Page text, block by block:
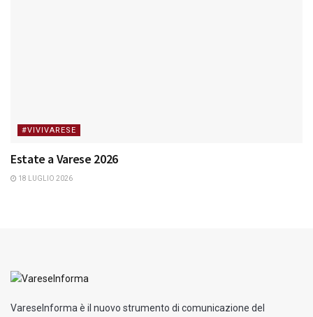
#VIVIVARESE
Estate a Varese 2026
18 LUGLIO 2026
VareseInforma è il nuovo strumento di comunicazione del